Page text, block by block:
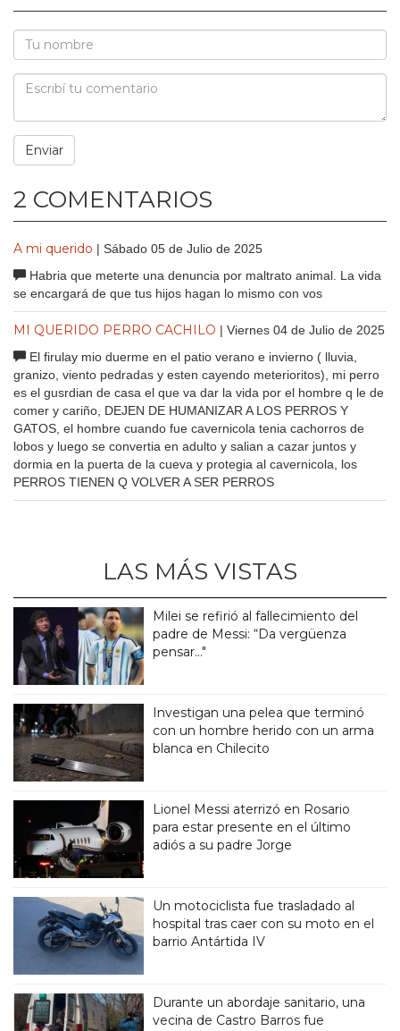
2 COMENTARIOS
A mi querido | Sábado 05 de Julio de 2025
Habria que meterte una denuncia por maltrato animal. La vida
se encargará de que tus hijos hagan lo mismo con vos
MI QUERIDO PERRO CACHILO | Viernes 04 de Julio de 2025
El firulay mio duerme en el patio verano e invierno ( lluvia,
granizo, viento pedradas y esten cayendo meterioritos), mi perro
es el gusrdian de casa el que va dar la vida por el hombre q le de
comer y cariño, DEJEN DE HUMANIZAR A LOS PERROS Y
GATOS, el hombre cuando fue cavernicola tenia cachorros de
lobos y luego se convertia en adulto y salian a cazar juntos y
dormia en la puerta de la cueva y protegia al cavernicola, los
PERROS TIENEN Q VOLVER A SER PERROS
LAS MÁS VISTAS
Milei se refirió al fallecimiento del
padre de Messi: “Da vergüenza
pensar..."
Investigan una pelea que terminó
con un hombre herido con un arma
blanca en Chilecito
Lionel Messi aterrizó en Rosario
para estar presente en el último
adiós a su padre Jorge
Un motociclista fue trasladado al
hospital tras caer con su moto en el
barrio Antártida IV
Durante un abordaje sanitario, una
vecina de Castro Barros fue